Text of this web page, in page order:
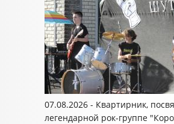
07.08.2026 - Квартирник,
легендарной рок-группе